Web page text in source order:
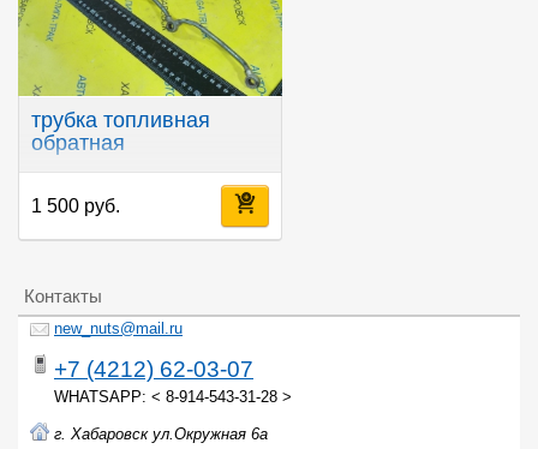
трубка топливная
обратная
1 500 руб.
Контакты
new_nuts@mail.ru
+7 (4212) 62-03-07
WHATSAPP: < 8-914-543-31-28 >
г. Хабаровск ул.Окружная 6а